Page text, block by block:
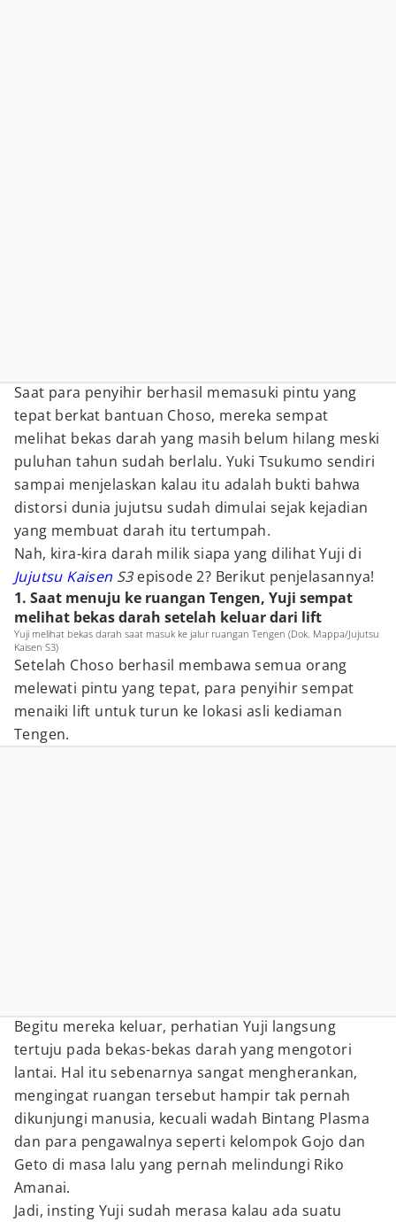
Saat para penyihir berhasil memasuki pintu yang
tepat berkat bantuan Choso, mereka sempat
melihat bekas darah yang masih belum hilang meski
puluhan tahun sudah berlalu. Yuki Tsukumo sendiri
sampai menjelaskan kalau itu adalah bukti bahwa
distorsi dunia jujutsu sudah dimulai sejak kejadian
yang membuat darah itu tertumpah.
Nah, kira-kira darah milik siapa yang dilihat Yuji di
Jujutsu Kaisen S3 episode 2? Berikut penjelasannya!
1. Saat menuju ke ruangan Tengen, Yuji sempat
melihat bekas darah setelah keluar dari lift
Yuji melihat bekas darah saat masuk ke jalur ruangan Tengen (Dok. Mappa/Jujutsu
Kaisen S3)
Setelah Choso berhasil membawa semua orang
melewati pintu yang tepat, para penyihir sempat
menaiki lift untuk turun ke lokasi asli kediaman
Tengen.
Begitu mereka keluar, perhatian Yuji langsung
tertuju pada bekas-bekas darah yang mengotori
lantai. Hal itu sebenarnya sangat mengherankan,
mengingat ruangan tersebut hampir tak pernah
dikunjungi manusia, kecuali wadah Bintang Plasma
dan para pengawalnya seperti kelompok Gojo dan
Geto di masa lalu yang pernah melindungi Riko
Amanai.
Jadi, insting Yuji sudah merasa kalau ada suatu